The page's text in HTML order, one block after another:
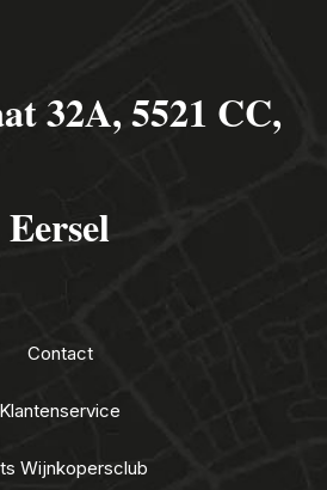
32A, 5521 CC,
Eersel
Contact
Klantenservice
Wijnkopersclub